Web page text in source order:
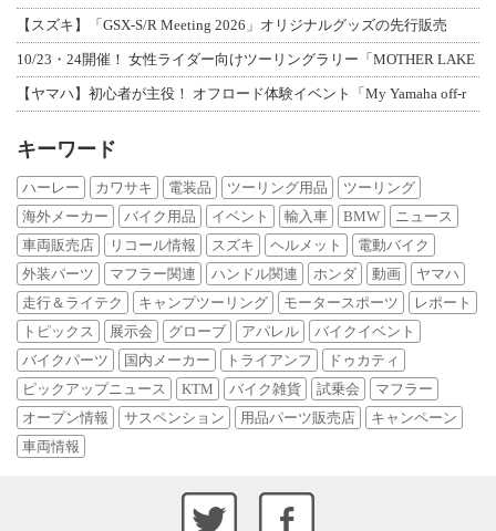
【スズキ】「GSX-S/R Meeting 2026」オリジナルグッズの先行販売
10/23・24開催！ 女性ライダー向けツーリングラリー「MOTHER LAKE
【ヤマハ】初心者が主役！ オフロード体験イベント「My Yamaha off-r
キーワード
ハーレー カワサキ 電装品 ツーリング用品
ツーリング
海外メーカー
バイク用品 イベント 輸入車 BMW
ニュース
車両販売店
リコール情報 スズキ ヘルメット
電動バイク
外装パーツ
マフラー関連 ハンドル関連 ホンダ 動画
ヤマハ
走行＆ライテク
キャンプツーリング モータースポーツ
レポート
トピックス
展示会 グローブ アパレル
バイクイベント
バイクパーツ
国内メーカー トライアンフ
ドゥカティ
ピックアップニュース
KTM バイク雑貨 試乗会
マフラー
オープン情報
サスペンション 用品パーツ販売店
キャンペーン
車両情報